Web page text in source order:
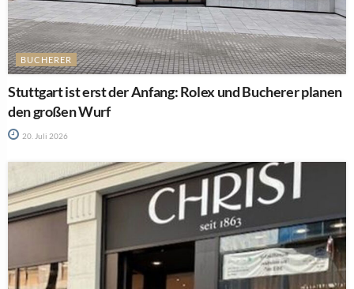
BUCHERER
Stuttgart ist erst der Anfang: Rolex und Bucherer planen
den großen Wurf
20. Juli 2026